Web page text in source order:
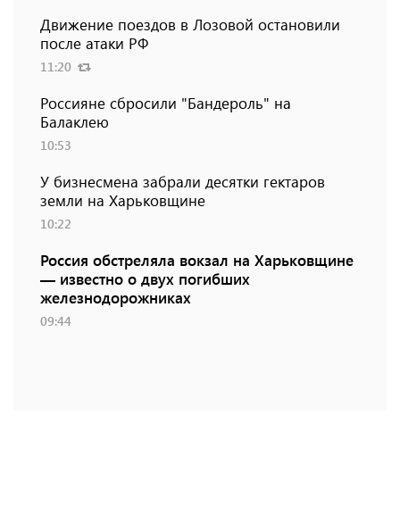
Движение поездов в Лозовой остановили
после атаки РФ
11:20
Россияне сбросили "Бандероль" на
Балаклею
10:53
У бизнесмена забрали десятки гектаров
земли на Харьковщине
10:22
Россия обстреляла вокзал на Харьковщине
— известно о двух погибших
железнодорожниках
09:44